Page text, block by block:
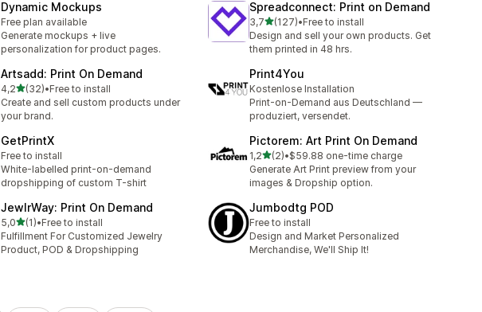
Dynamic Mockups
Free plan available
Generate mockups + live
personalization for product pages.
Spreadconnect: Print on Demand
3,7z 5 hvězd
(127)
Celkový počet recenzí: 127
•Free to install
Design and sell your own products. Get
them printed in 48 hrs.
Artsadd: Print On Demand
4,2z 5 hvězd
(32)
Celkový počet recenzí: 32
•Free to install
Create and sell custom products under
your brand.
Print4You
Kostenlose Installation
Print-on-Demand aus Deutschland —
produziert, versendet.
GetPrintX
Free to install
White-labelled print-on-demand
dropshipping of custom T-shirt
Pictorem: Art Print On Demand
1,2z 5 hvězd
(2)
Celkový počet recenzí: 2
•$59.88 one-time charge
Generate Art Print preview from your
images & Dropship option.
JewlrWay: Print On Demand
5,0z 5 hvězd
(1)
Celkový počet recenzí: 1
•Free to install
Fulfillment For Customized Jewelry
Product, POD & Dropshipping
Jumbodtg POD
Free to install
Design and Market Personalized
Merchandise, We'll Ship It!